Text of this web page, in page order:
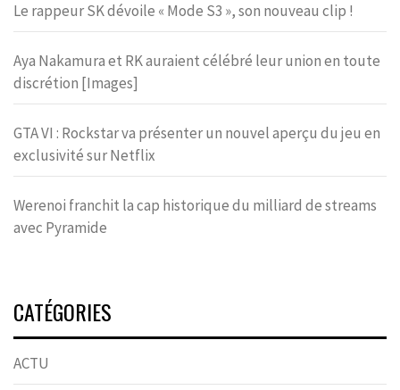
Le rappeur SK dévoile « Mode S3 », son nouveau clip !
Aya Nakamura et RK auraient célébré leur union en toute
discrétion [Images]
GTA VI : Rockstar va présenter un nouvel aperçu du jeu en
exclusivité sur Netflix
Werenoi franchit la cap historique du milliard de streams
avec Pyramide
CATÉGORIES
ACTU